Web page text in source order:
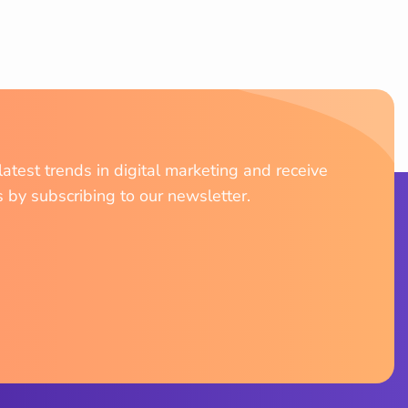
trends in digital marketing and receive
by subscribing to our newsletter.